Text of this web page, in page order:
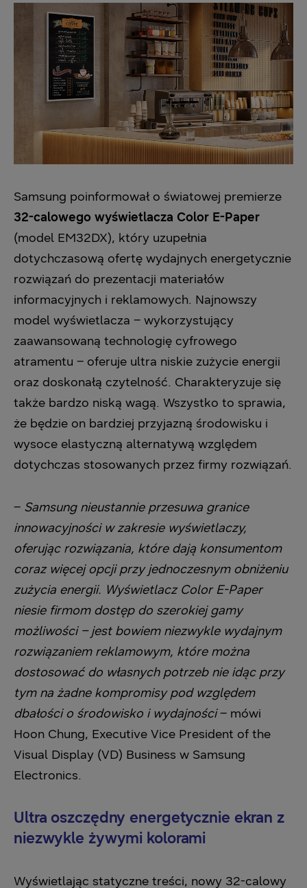
Samsung poinformował o światowej premierze
32-calowego wyświetlacza Color E-Paper
(model EM32DX), który uzupełnia
dotychczasową ofertę wydajnych energetycznie
rozwiązań do prezentacji materiałów
informacyjnych i reklamowych. Najnowszy
model wyświetlacza – wykorzystujący
zaawansowaną technologię cyfrowego
atramentu – oferuje ultra niskie zużycie energii
oraz doskonałą czytelność. Charakteryzuje się
także bardzo niską wagą. Wszystko to sprawia,
że będzie on bardziej przyjazną środowisku i
wysoce elastyczną alternatywą względem
dotychczas stosowanych przez firmy rozwiązań.
– Samsung nieustannie przesuwa granice
innowacyjności w zakresie wyświetlaczy,
oferując rozwiązania, które dają konsumentom
coraz więcej opcji przy jednoczesnym obniżeniu
zużycia energii. Wyświetlacz Color E-Paper
niesie firmom dostęp do szerokiej gamy
możliwości – jest bowiem niezwykle wydajnym
rozwiązaniem reklamowym, które można
dostosować do własnych potrzeb nie idąc przy
tym na żadne kompromisy pod względem
dbałości o środowisko i wydajności– mówi
Hoon Chung, Executive Vice President of the
Visual Display (VD) Business w Samsung
Electronics.
Ultra oszczędny energetycznie ekran z
niezwykle żywymi kolorami
Wyświetlając statyczne treści, nowy 32-calowy